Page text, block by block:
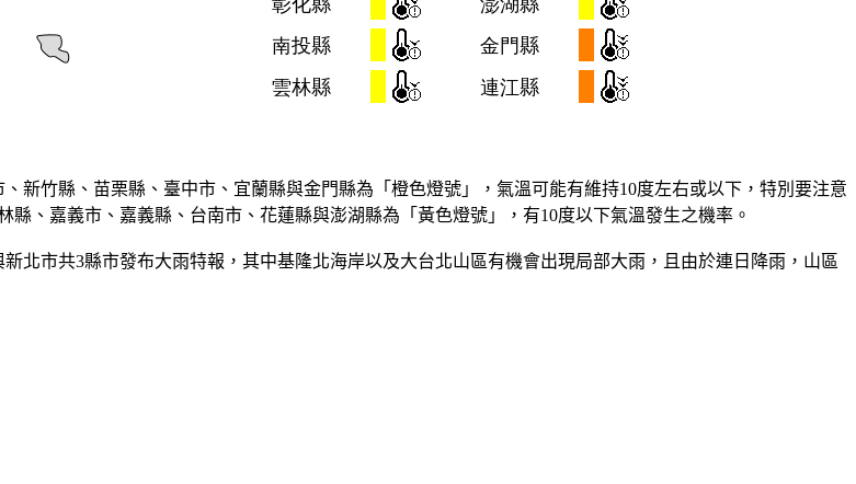
新竹縣、苗栗縣、臺中市、宜蘭縣與金門縣為「橙色燈號」，氣溫可能有維持10度左右或以下，特別要注意
、嘉義市、嘉義縣、台南市、花蓮縣與澎湖縣為「黃色燈號」，有10度以下氣溫發生之機率。
北市共3縣市發布大雨特報，其中基隆北海岸以及大台北山區有機會出現局部大雨，且由於連日降雨，山區